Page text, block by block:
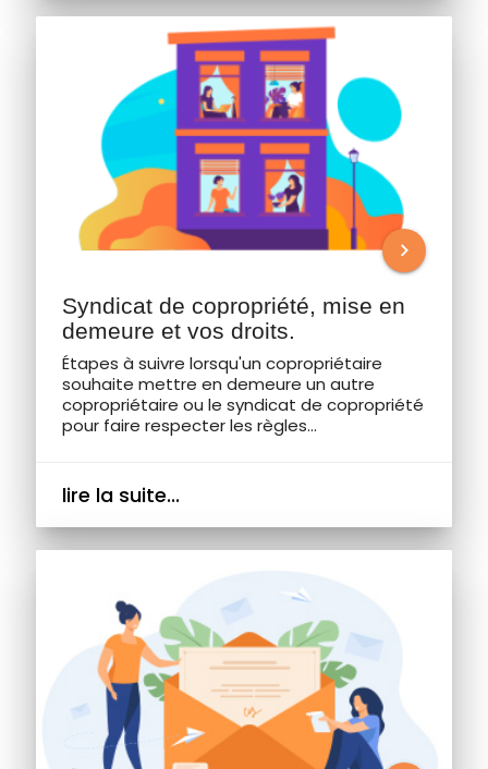
chevron_right
Syndicat de copropriété, mise en
demeure et vos droits.
Étapes à suivre lorsqu'un copropriétaire
souhaite mettre en demeure un autre
copropriétaire ou le syndicat de copropriété
pour faire respecter les règles...
lire la suite...